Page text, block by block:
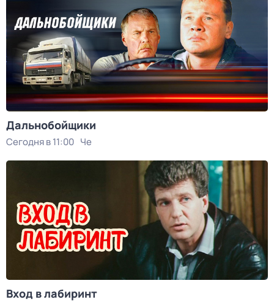
Дальнобойщики
Сегодня в 11:00 Че
Вход в лабиринт